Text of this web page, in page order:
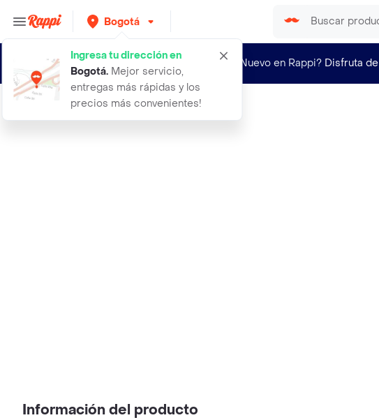
Bogotá
Ingresa tu dirección en
Bogotá. Mejor servicio,
entregas más rápidas y los
precios más convenientes!
¿Nuevo en Rappi? Disfruta de
bateria 7 piezas antiadherente ston
Información del producto